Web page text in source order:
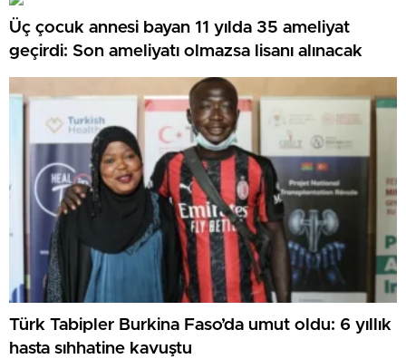
Üç çocuk annesi bayan 11 yılda 35 ameliyat
geçirdi: Son ameliyatı olmazsa lisanı alınacak
Türk Tabipler Burkina Faso’da umut oldu: 6 yıllık
hasta sıhhatine kavuştu